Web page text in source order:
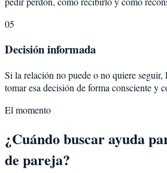
05
Decisión informada
Si la relación no puede o no quiere seguir,
tomar esa decisión de forma consciente y
El momento
¿Cuándo buscar ayuda
de pareja?